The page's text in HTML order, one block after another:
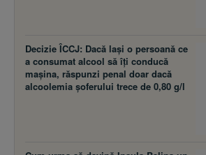
Decizie ÎCCJ: Dacă laşi o persoană ce
a consumat alcool să îţi conducă
maşina, răspunzi penal doar dacă
alcoolemia şoferului trece de 0,80 g/l